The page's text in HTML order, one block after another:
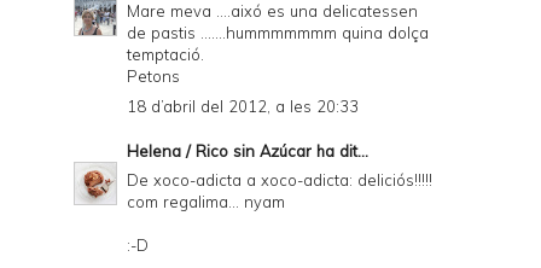
Mare meva ....aixó es una delicatessen
de pastis .......hummmmmmm quina dolça
temptació.
Petons
18 d’abril del 2012, a les 20:33
Helena / Rico sin Azúcar ha dit...
De xoco-adicta a xoco-adicta: deliciós!!!!!
com regalima... nyam
:-D